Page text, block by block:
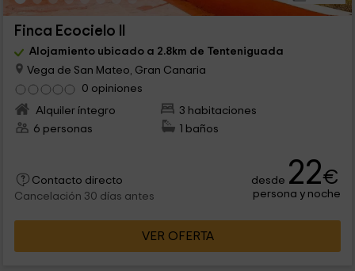
Finca Ecocielo II
Alojamiento ubicado a 2.8km de Tenteniguada
Vega de San Mateo, Gran Canaria
0 opiniones
Alquiler íntegro
3 habitaciones
6 personas
1 baños
Contacto directo
Cancelación 30 días antes
desde 22€
persona y noche
VER OFERTA